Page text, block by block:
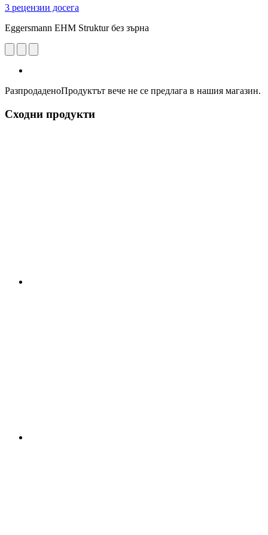
3 рецензии досега
Eggersmann EHM Struktur без зърна
РазпродаденоПродуктът вече не се предлага в нашия магазин.
Сходни продукти